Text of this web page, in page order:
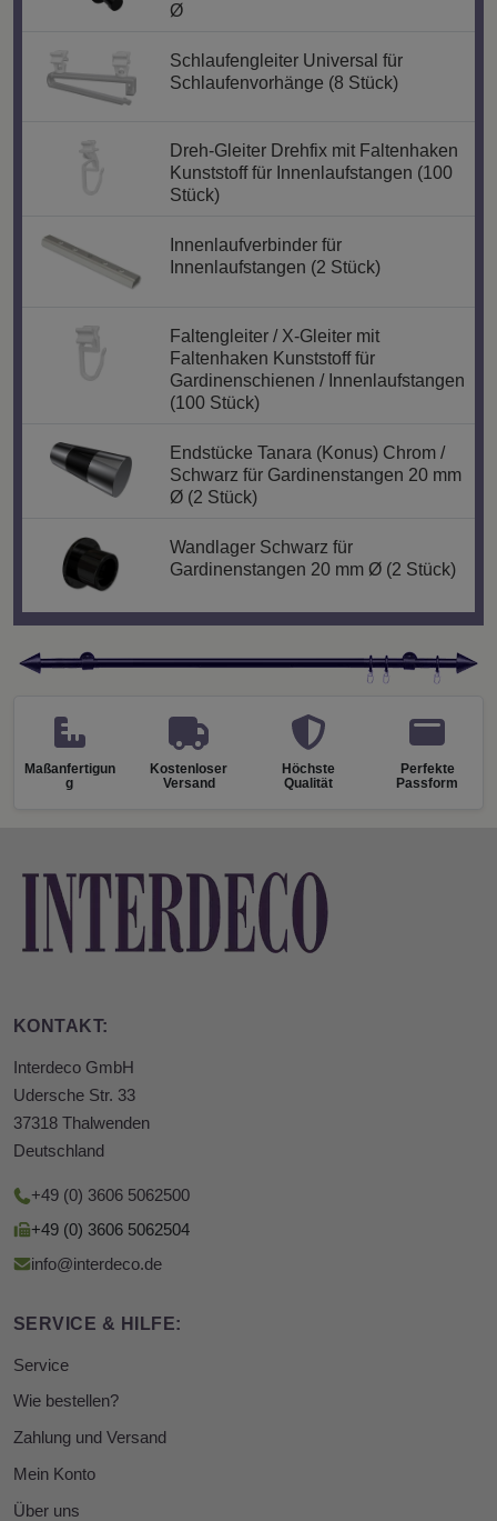
Ø
Schlaufengleiter Universal für
Schlaufenvorhänge (8 Stück)
Dreh-Gleiter Drehfix mit Faltenhaken
Kunststoff für Innenlaufstangen (100
Stück)
Innenlaufverbinder für
Innenlaufstangen (2 Stück)
Faltengleiter / X-Gleiter mit
Faltenhaken Kunststoff für
Gardinenschienen / Innenlaufstangen
(100 Stück)
Endstücke Tanara (Konus) Chrom /
Schwarz für Gardinenstangen 20 mm
Ø (2 Stück)
Wandlager Schwarz für
Gardinenstangen 20 mm Ø (2 Stück)
Maßanfertigun
g
Kostenloser
Versand
Höchste
Qualität
Perfekte
Passform
KONTAKT:
Interdeco GmbH
Udersche Str. 33
37318 Thalwenden
Deutschland
+49 (0) 3606 5062500
+49 (0) 3606 5062504
info@interdeco.de
SERVICE & HILFE:
Service
Wie bestellen?
Zahlung und Versand
Mein Konto
Über uns